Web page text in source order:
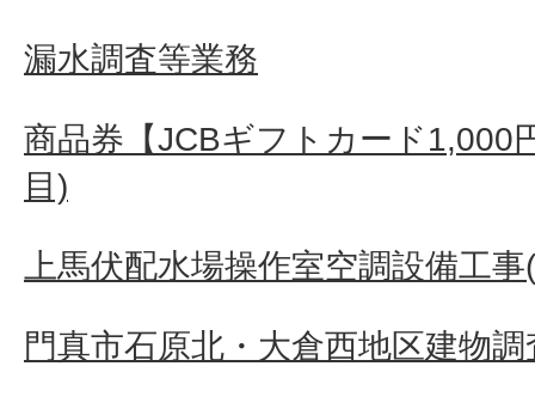
漏水調査等業務
商品券【JCBギフトカード1,000
目)
上馬伏配水場操作室空調設備工
門真市石原北・大倉西地区建物